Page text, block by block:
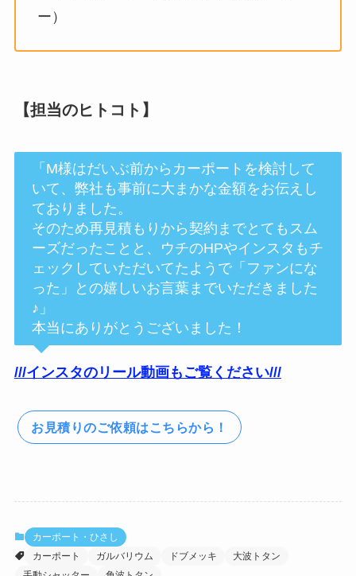
ー）
【担当のヒトコト】
「M様はだいぶ前からカーポートを検討して
いて、弊社も事前に大まかな金額をお伝えし
ておりました。
そのため再見積もりから契約までとてもスム
ーズだったことと、ウチのHPやインスタもチ
ェックしていただいてたようで「ファンにな
った」との嬉しいお言葉までいただきました
♪」
本当にありがとうございました！
///インスタのリール動画もご覧ください///
お見積りのご依頼はこちらから！
カーポート・ひさし
カーポート
ガルバリウム ドブメッキ
大波トタン